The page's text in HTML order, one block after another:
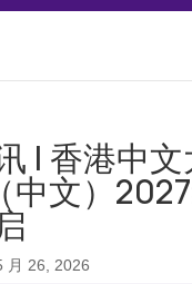
| 香港中
中文）
月 26, 2026